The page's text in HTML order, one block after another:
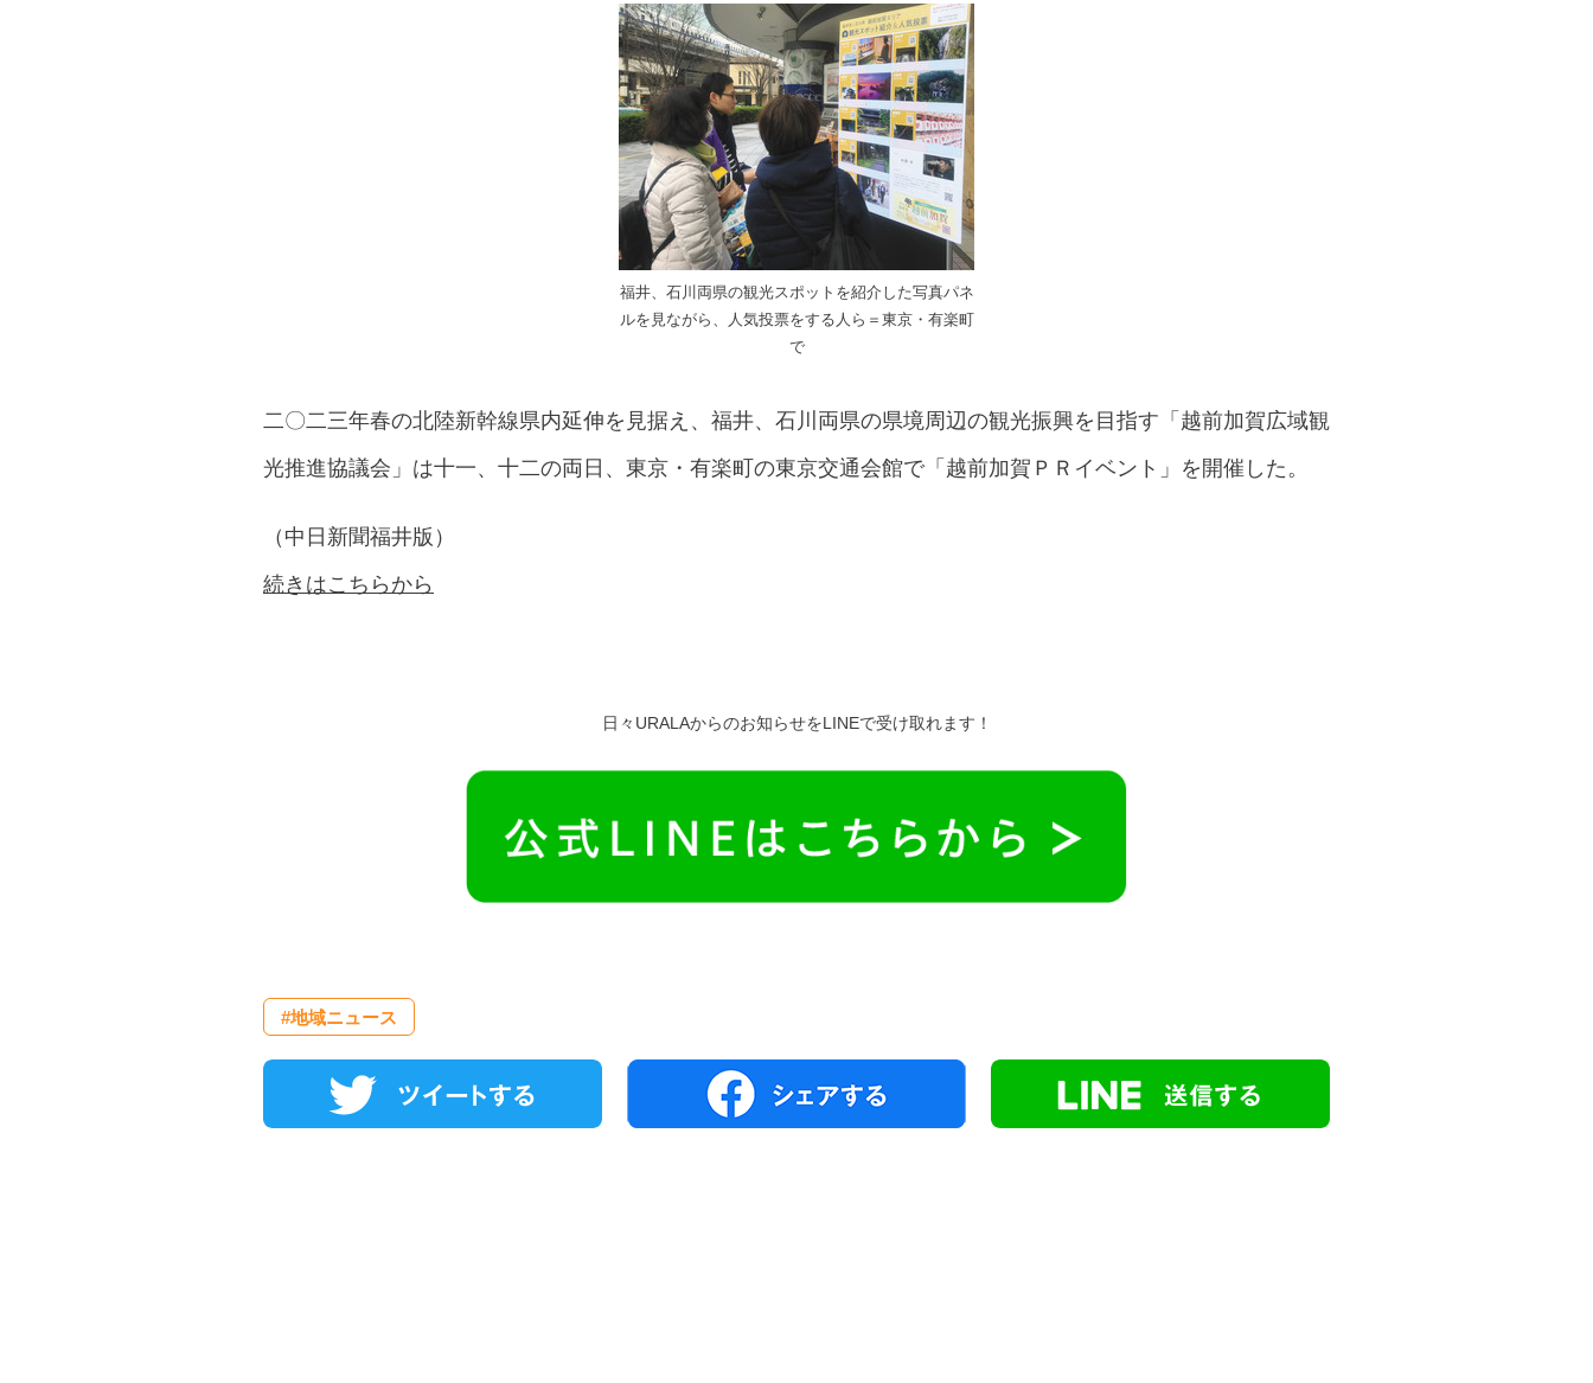
福井、石川両県の観光スポットを紹介した写真パネ
ルを見ながら、人気投票をする人ら＝東京・有楽町
で
二〇二三年春の北陸新幹線県内延伸を見据え、福井、石川両県の県境周辺の観光振興を目指す「越前加賀広域観
光推進協議会」は十一、十二の両日、東京・有楽町の東京交通会館で「越前加賀ＰＲイベント」を開催した。
（中日新聞福井版）
続きはこちらから
日々URALAからのお知らせをLINEで受け取れます！
#地域ニュース